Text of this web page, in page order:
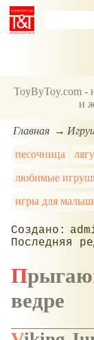
ToyByToy.com -
и
Главная
песочница
любимые
игры для
Прыгающие лягушки в
ведре